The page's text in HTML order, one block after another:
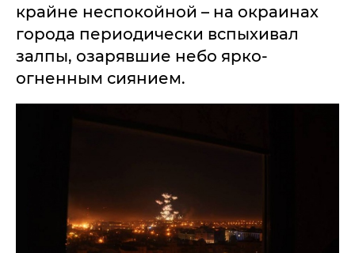
крайне неспокойной – на окраинах
города периодически вспыхивал
залпы, озарявшие небо ярко-
огненным сиянием.